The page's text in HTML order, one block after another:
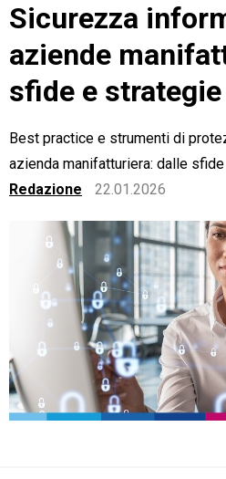
CRM
Ecommerce
Email Marketing
Fatturazione
Trust Services
TeamSystem Corporate
TeamSystem Store
Sicurezza
aziende
sfide e strategie
Best practice e strumenti di
azienda manifatturiera: dalle
Redazione
22.01.2026